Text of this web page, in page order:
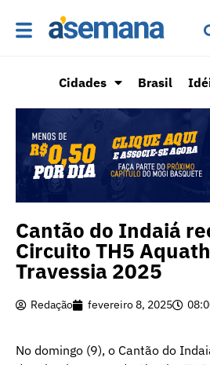
Cidades Brasil
Cantão do Indaiá
Circuito TH5
Travessia 2025
Redação fevereiro 8, 2025
No domingo (9), o Cantão do